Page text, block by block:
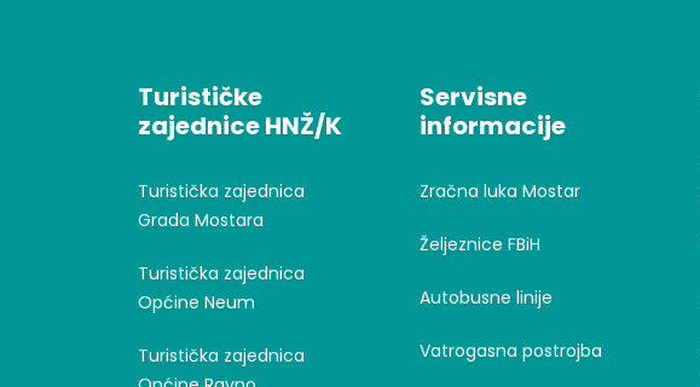
Turističke
zajednice HNŽ/K
Turistička zajednica
Grada Mostara
Turistička zajednica
Općine Neum
Turistička zajednica
Servisne
informacije
Zračna luka Mostar
Željeznice FBiH
Autobusne linije
Vatrogasna postrojba